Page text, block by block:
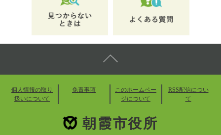
個人情報の取り
扱いについて
免責事項
このホームペー
ジについて
RSS配信につい
て
朝霞市役所